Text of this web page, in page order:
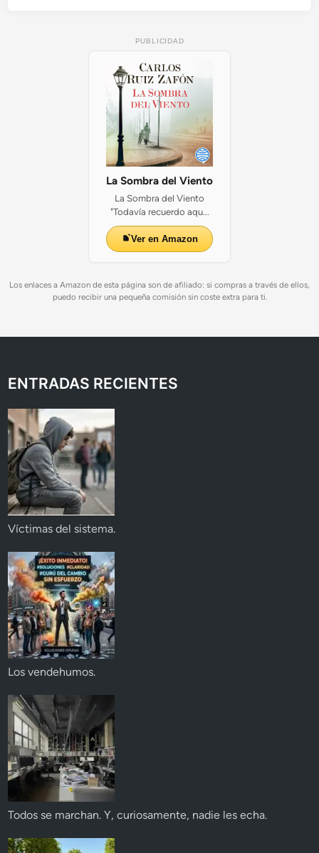
PUBLICIDAD
La Sombra del Viento
La Sombra del Viento
"Todavía recuerdo aqu...
Ver en Amazon
Los enlaces a Amazon de esta página son de afiliado: si compras a través de ellos,
puedo recibir una pequeña comisión sin coste extra para ti.
ENTRADAS RECIENTES
Víctimas del sistema.
Los vendehumos.
Todos se marchan. Y, curiosamente, nadie les echa.